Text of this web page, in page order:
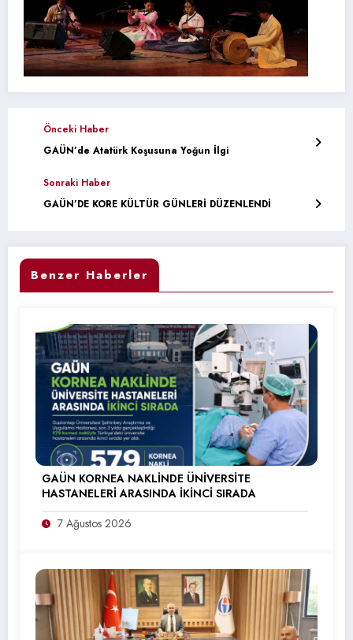
Önceki Haber
GAÜN’de Atatürk Koşusuna Yoğun İlgi
Sonraki Haber
GAÜN’DE KORE KÜLTÜR GÜNLERİ DÜZENLENDİ
Benzer Haberler
GAÜN KORNEA NAKLİNDE ÜNİVERSİTE
HASTANELERİ ARASINDA İKİNCİ SIRADA
7 Ağustos 2026